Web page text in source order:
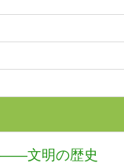
――文明の歴史